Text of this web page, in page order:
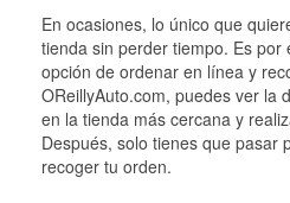
En ocasiones, lo único que
tienda sin perder tiempo. Es por
opción de ordenar en línea y
OReillyAuto.com, puedes ver la
en la tienda más cercana y
Después, solo tienes que pasar
recoger tu orden.